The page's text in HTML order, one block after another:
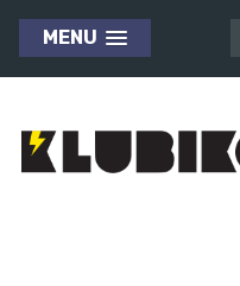
MENU